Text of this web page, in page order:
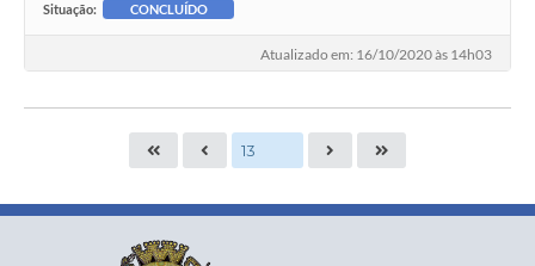
Situação: CONCLUÍDO
Atualizado em: 16/10/2020 às 14h03